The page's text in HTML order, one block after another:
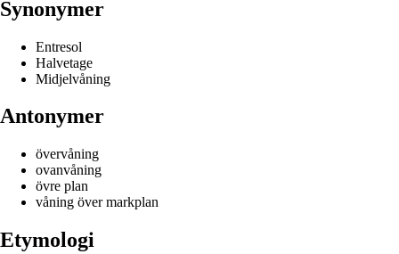
Synonymer
Entresol
Halvetage
Midjelvåning
Antonymer
övervåning
ovanvåning
övre plan
våning över markplan
Etymologi